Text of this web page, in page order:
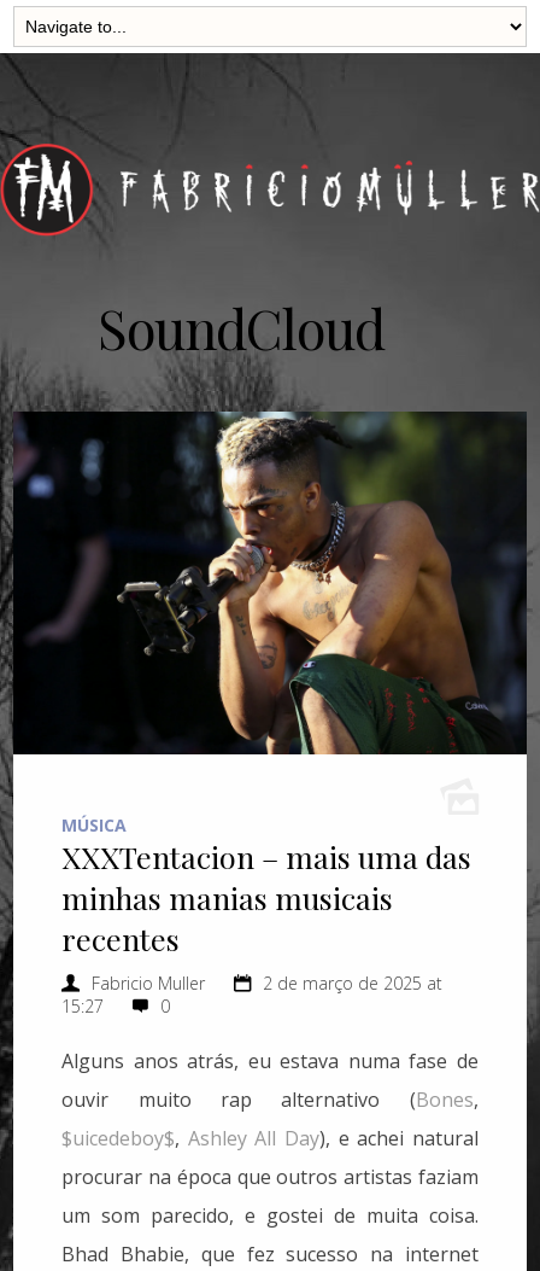
SoundCloud
MÚSICA
XXXTentacion – mais uma das
minhas manias musicais
recentes
Fabricio Muller
2 de março de 2025 at
15:27
0
Alguns anos atrás, eu estava numa fase de
ouvir muito rap alternativo (Bones,
$uicedeboy$, Ashley All Day), e achei natural
procurar na época que outros artistas faziam
um som parecido, e gostei de muita coisa.
Bhad Bhabie, que fez sucesso na internet